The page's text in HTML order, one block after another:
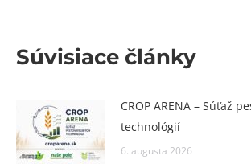
Súvisiace články
CROP ARENA – Súťaž
technológií
6. augusta 2026